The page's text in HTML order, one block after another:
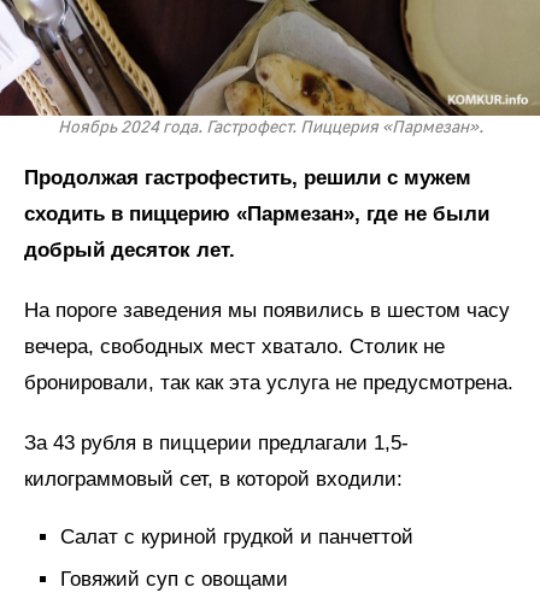
Ноябрь 2024 года. Гастрофест. Пиццерия «Пармезан».
Продолжая гастрофестить, решили с мужем
сходить в пиццерию «Пармезан», где не были
добрый десяток лет.
На пороге заведения мы появились в шестом часу
вечера, свободных мест хватало. Столик не
бронировали, так как эта услуга не предусмотрена.
За 43 рубля в пиццерии предлагали 1,5-
килограммовый сет, в которой входили:
Салат с куриной грудкой и панчеттой
Говяжий суп с овощами